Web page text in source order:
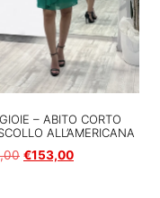
– ABITO CORTO
ALL’AMERICANA
€153,00